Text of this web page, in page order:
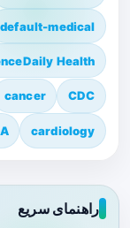
default-medical
Health
CDC
cancer
cardiology
راهنمای سریع